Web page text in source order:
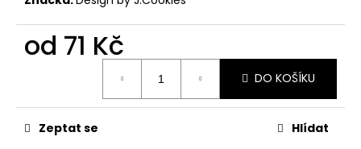
od 71 Kč
DO KOŠÍKU
Zeptat se Hlídat
u
e
VYKRAJOVÁTKA